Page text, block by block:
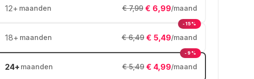
12+ maanden € 6,99/maand
€ 7,99
18+ maanden € 5,49/maand
€ 6,49
-15%
24+ maanden € 4,99/maand
€ 5,49
-9%